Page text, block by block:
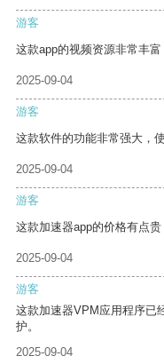
游客
这款app的视频资源非常丰富
2025-09-04
游客
这款软件的功能非常强大，
2025-09-04
游客
这款加速器app的价格有点
2025-09-04
游客
这款加速器VPM应用程序已
护。
2025-09-04